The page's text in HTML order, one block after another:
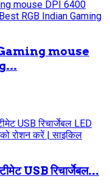
mouse
USB रिचार्जेबल...